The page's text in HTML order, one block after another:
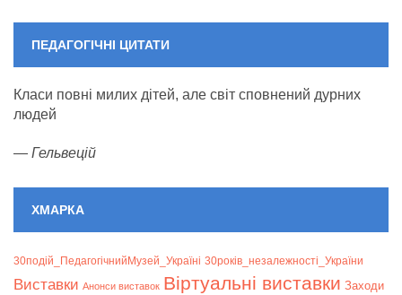
ПЕДАГОГІЧНІ ЦИТАТИ
Класи повні милих дітей, але світ сповнений дурних
людей
— Гельвецій
ХМАРКА
30подій_ПедагогічнийМузей_Україні 30років_незалежності_України
Bиставки Анонси виставок Віртуальні виставки Заходи